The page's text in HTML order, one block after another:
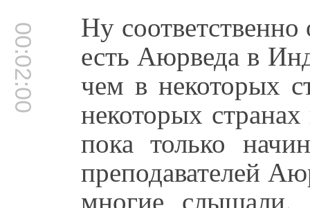
00:02:00 Ну
есть Аюрведа в
чем в некоторых
некоторых
пока только
преподавателей
многие слышали.